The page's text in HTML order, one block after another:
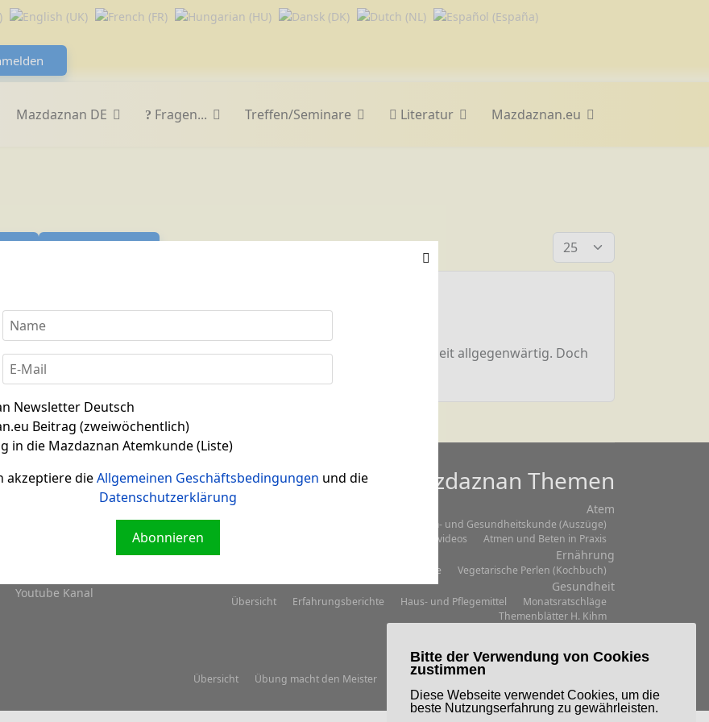
Bitte der Verwendung von Cookies
zustimmen
Diese Webseite verwendet Cookies, um die
beste Nutzungserfahrung zu gewährleisten.
Newsletter Deutsch
Beitrag (zweiwöchentlich)
in die Mazdaznan Atemkunde (Liste)
akzeptiere dieAllgemeinen Geschäftsbedingungen und die
Datenschutzerklärung
Abonnieren
Mazdaznan DE Fragen... Treffen/Seminare Literatur Mazdaznan.eu
Anzeige #
passt
der Geschmack und der Duft nach Zimt ist in der kalten Jahreszeit allgegenwärtig. Doch
Youtube Kanal
Mazdaznan Themen
Atem
Atem- und Gesundheitskunde (Auszüge)
Praxisvideos
Atmen und Beten in Praxis
Ernährung
Rezepte Vegetarische Perlen (Kochbuch)
Gesundheit
Übersicht Erfahrungsberichte Haus- und Pflegemittel
Monatsratschläge
Themenblätter H. Kihm
Übungen
Übersicht Übung macht den Meister Ägyptische Atem-Ton-Bewegung